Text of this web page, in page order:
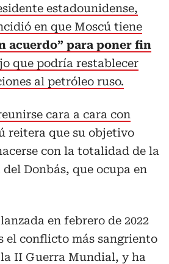
estadounidense,
en que Moscú tiene
acuerdo” para poner fin
que podría restablecer
al petróleo ruso.
cara a cara con
reitera que su objetivo
con la totalidad de la
Donbás, que ocupa en
en febrero de 2022
el conflicto más sangriento
II Guerra Mundial, y ha